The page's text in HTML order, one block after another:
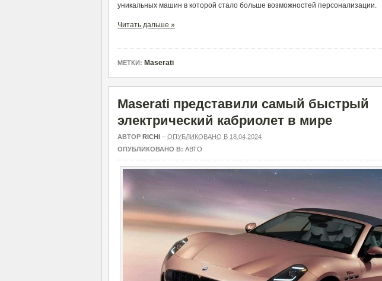
уникальных машин в которой стало больше возможностей персонализации.
Читать дальше »
МЕТКИ: Maserati
Maserati представили самый быстрый
электрический кабриолет в мире
АВТОР RICHI – ОПУБЛИКОВАНО В 18.04.2024
ОПУБЛИКОВАНО В: АВТО